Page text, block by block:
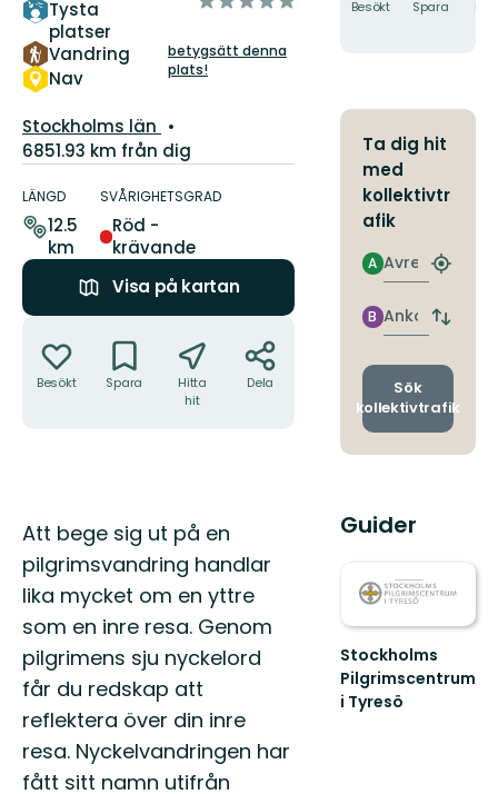
Tysta
platser
Vandring
Nav
stjärnor
betygsätt denna
plats!
Län:
Stockholms län
6851.93 km från dig
om
leden
LÄNGD
12.5
km
SVÅRIGHETSGRAD
Röd -
krävande
Visa på kartan
Besökt Spara
Hitta
hit
Dela
Beskrivning
Att bege sig ut på en
pilgrimsvandring handlar
lika mycket om en yttre
som en inre resa. Genom
pilgrimens sju nyckelord
får du redskap att
reflektera över din inre
resa. Nyckelvandringen har
fått sitt namn utifrån
Besökt Spara
Ta dig hit
med
kollektivtr
afik
Avresa
A
Hitta
Ankomst
B
Byt
och
Sök
kollektivtrafik
Guider
Stockholms
Pilgrimscentrum
i Tyresö